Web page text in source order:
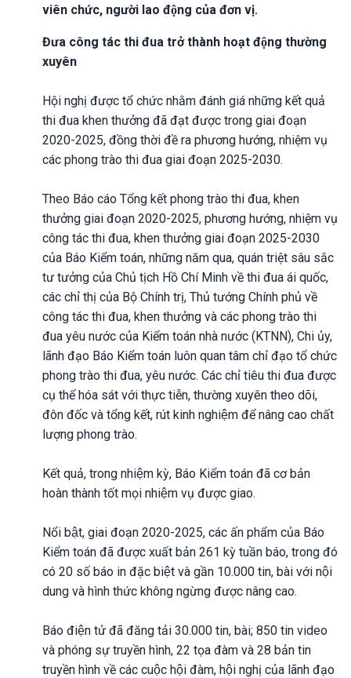
viên chức, người lao động của đơn vị.
Đưa công tác thi đua trở thành hoạt động thường
xuyên
Hội nghị được tổ chức nhằm đánh giá những kết quả
thi đua khen thưởng đã đạt được trong giai đoạn
2020-2025, đồng thời đề ra phương hướng, nhiệm vụ
các phong trào thi đua giai đoạn 2025-2030.
Theo Báo cáo Tổng kết phong trào thi đua, khen
thưởng giai đoạn 2020-2025, phương hướng, nhiệm vụ
công tác thi đua, khen thưởng giai đoạn 2025-2030
của Báo Kiểm toán, những năm qua, quán triệt sâu sắc
tư tưởng của Chủ tịch Hồ Chí Minh về thi đua ái quốc,
các chỉ thị của Bộ Chính trị, Thủ tướng Chính phủ về
công tác thi đua, khen thưởng và các phong trào thi
đua yêu nước của Kiểm toán nhà nước (KTNN), Chi ủy,
lãnh đạo Báo Kiểm toán luôn quan tâm chỉ đạo tổ chức
phong trào thi đua, yêu nước. Các chỉ tiêu thi đua được
cụ thể hóa sát với thực tiễn, thường xuyên theo dõi,
đôn đốc và tổng kết, rút kinh nghiệm để nâng cao chất
lượng phong trào.
Kết quả, trong nhiệm kỳ, Báo Kiểm toán đã cơ bản
hoàn thành tốt mọi nhiệm vụ được giao.
Nổi bật, giai đoạn 2020-2025, các ấn phẩm của Báo
Kiểm toán đã được xuất bản 261 kỳ tuần báo, trong đó
có 20 số báo in đặc biệt và gần 10.000 tin, bài với nội
dung và hình thức không ngừng được nâng cao.
Báo điện tử đã đăng tải 30.000 tin, bài; 850 tin video
và phóng sự truyền hình, 22 tọa đàm và 28 bản tin
truyền hình về các cuộc hội đàm, hội nghị của lãnh đạo